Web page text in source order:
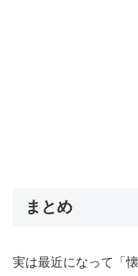
まとめ
実は最近になって「